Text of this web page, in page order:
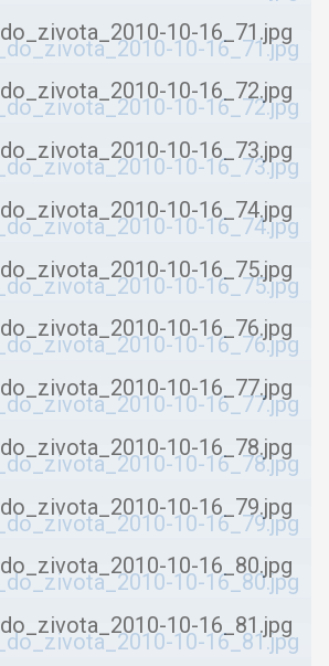
10-16_71.jpg
10-16_72.jpg
10-16_73.jpg
10-16_74.jpg
10-16_75.jpg
10-16_76.jpg
10-16_77.jpg
10-16_78.jpg
10-16_79.jpg
10-16_80.jpg
10-16_81.jpg